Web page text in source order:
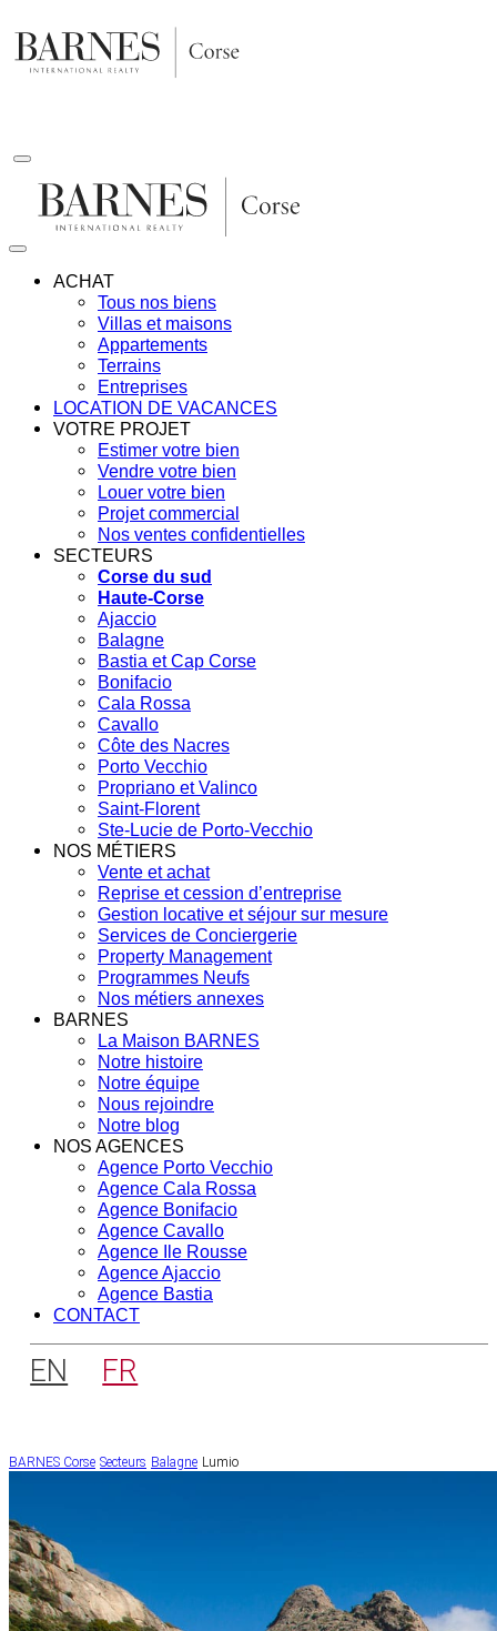
au
contenu
ACHAT
Tous nos biens
Villas et maisons
Appartements
Terrains
Entreprises
LOCATION DE VACANCES
VOTRE PROJET
Estimer votre bien
Vendre votre bien
Louer votre bien
Projet commercial
Nos ventes confidentielles
SECTEURS
Corse du sud
Haute-Corse
Ajaccio
Balagne
Bastia et Cap Corse
Bonifacio
Cala Rossa
Cavallo
Côte des Nacres
Porto Vecchio
Propriano et Valinco
Saint-Florent
Ste-Lucie de Porto-Vecchio
NOS MÉTIERS
Vente et achat
Reprise et cession d’entreprise
Gestion locative et séjour sur mesure
Services de Conciergerie
Property Management
Programmes Neufs
Nos métiers annexes
BARNES
La Maison BARNES
Notre histoire
Notre équipe
Nous rejoindre
Notre blog
NOS AGENCES
Agence Porto Vecchio
Agence Cala Rossa
Agence Bonifacio
Agence Cavallo
Agence Ile Rousse
Agence Ajaccio
Agence Bastia
CONTACT
EN FR
BARNES Corse Secteurs Balagne Lumio